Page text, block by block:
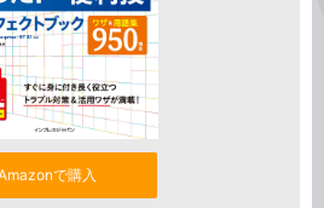
で購入